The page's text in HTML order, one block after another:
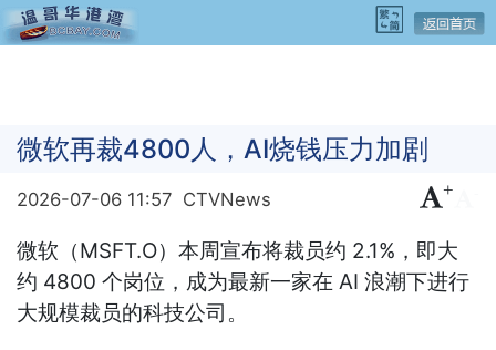
微软再裁4800人，AI烧钱压力加剧
2026-07-06 11:57 CTVNews +
微软（MSFT.O）本周宣布将裁员约 2.1%，即大
约 4800 个岗位，成为最新一家在 AI 浪潮下进行
大规模裁员的科技公司。